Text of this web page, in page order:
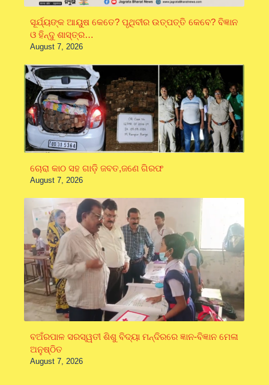
ସୂର୍ଯ୍ୟଙ୍କ ଆୟୁଷ କେତେ? ପୃଥିବୀର ଉତ୍ପତ୍ତି କେବେ? ବିଜ୍ଞାନ
ଓ ହିନ୍ଦୁ ଶାସ୍ତ୍ର…
August 7, 2026
ଚୋରା କାଠ ସହ ଗାଡ଼ି ଜବତ,ଜଣେ ଗିରଫ
August 7, 2026
ବଅଁରପାଳ ସରସ୍ୱତୀ ଶିଶୁ ବିଦ୍ୟା ମନ୍ଦିରରେ ଜ୍ଞାନ-ବିଜ୍ଞାନ ମେଳା
ଅନୁଷ୍ଠିତ
August 7, 2026